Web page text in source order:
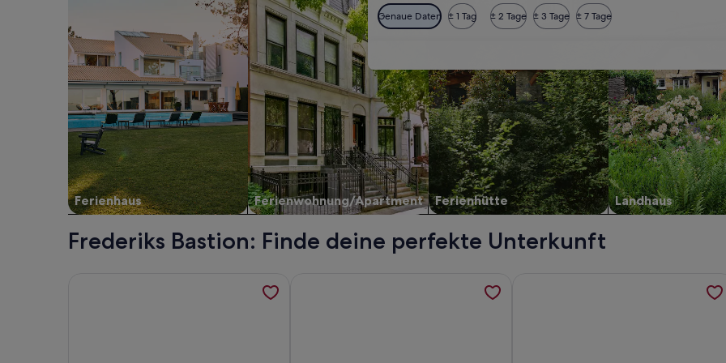
Genaue Daten ± 1 Tag ± 2 Tage ± 3 Tage ± 7 Tage
Ferienhaus Ferienwohnung/Apartment Ferienhütte Landhaus
Frederiks Bastion: Finde deine perfekte Unterkunft